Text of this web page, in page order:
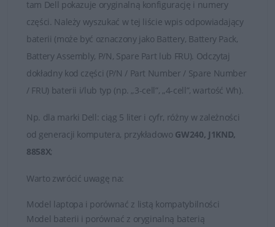
tam Dell pokazuje oryginalną konfigurację i numery
części. Należy wyszukać w tej liście wpis odpowiadający
baterii (może być oznaczony jako Battery, Battery Pack,
Battery Assembly, P/N, Spare Part lub FRU). Odczytaj
dokładny kod części (P/N / Part Number / Spare Number
/ FRU) baterii i/lub typ (np. „3-cell”, „4-cell”, wartość Wh).
Np. dla marki Dell: ciąg 5 liter i cyfr, różny w zależności
od generacji komputera, przykładowo GW240, J1KND,
8858X;
Warto zwrócić uwagę na:
Model laptopa i porównać z listą kompatybilności
Model baterii i porównać z oryginalną baterią